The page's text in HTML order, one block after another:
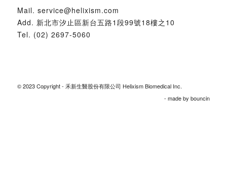
Mail. service@helixism.com
Add. 新北市汐止區新台五路1段99號18樓之10
Tel. (02) 2697-5060
© 2023 Copyright - 禾新生醫股份有限公司 Helixism Biomedical Inc.
- made bybouncin